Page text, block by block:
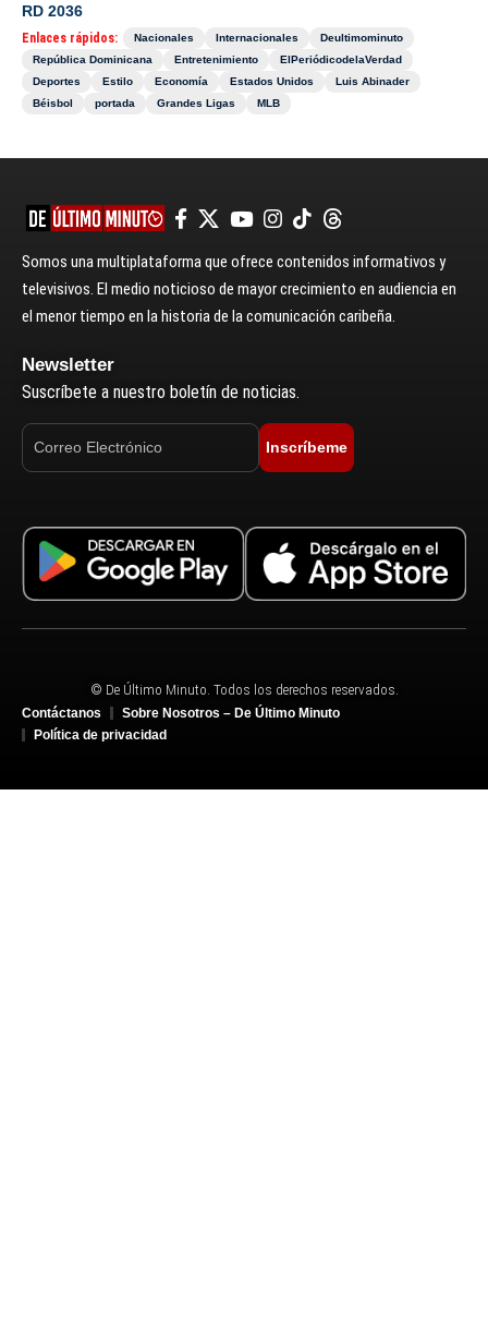
RD 2036
Enlaces rápidos: Nacionales Internacionales
Deultimominuto
República Dominicana
Entretenimiento
ElPeriódicodelaVerdad
Deportes
Estilo Economía Estados Unidos
Luis Abinader
Béisbol
portada Grandes Ligas MLB
Somos una multiplataforma que ofrece contenidos informativos y
televisivos. El medio noticioso de mayor crecimiento en audiencia en
el menor tiempo en la historia de la comunicación caribeña.
Newsletter
Suscríbete a nuestro boletín de noticias.
Inscríbeme
© De Último Minuto. Todos los derechos reservados.
Contáctanos
Sobre Nosotros – De Último Minuto
Política de privacidad